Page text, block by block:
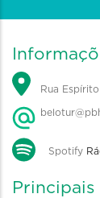
Rua
Spotify
Principais